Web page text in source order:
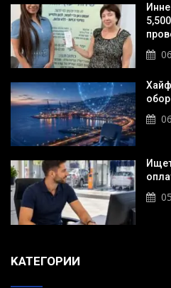
KАТЕГОРИИ